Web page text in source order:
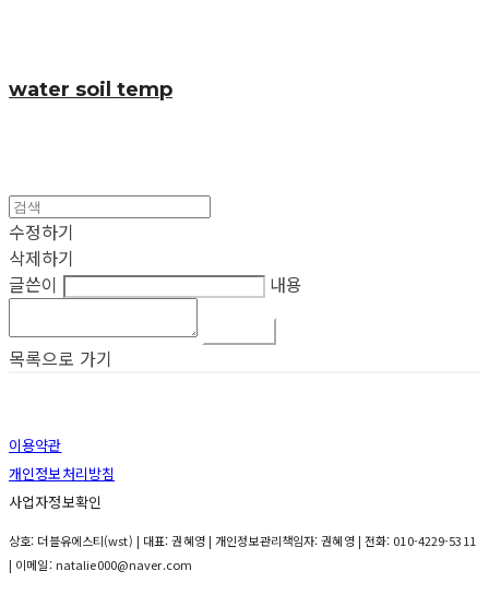
water soil temp
수정하기
삭제하기
글쓴이
내용
목록으로 가기
이용약관
개인정보처리방침
사업자정보확인
상호: 더블유에스티(wst) | 대표: 권혜영 | 개인정보관리책임자: 권혜영 | 전화: 010-4229-5311
| 이메일: natalie000@naver.com